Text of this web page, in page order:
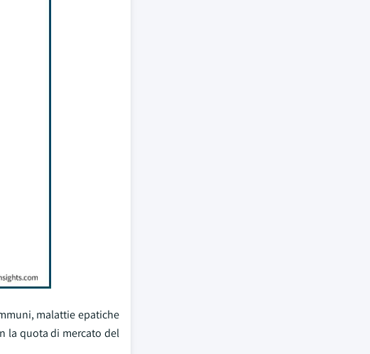
malattie epatiche
la quota di mercato del